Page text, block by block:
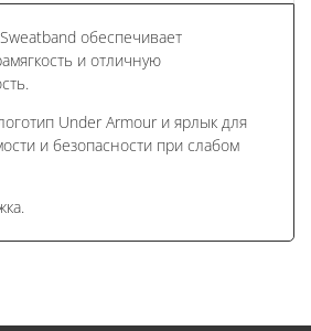
обеспечивает
и отличную
Under Armour и ярлык для
и безопасности при слабом